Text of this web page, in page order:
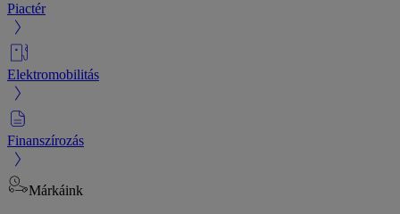
Piactér
Elektromobilitás
Finanszírozás
Márkáink